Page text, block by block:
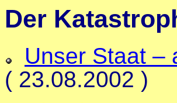
Der
Unser Staat –
( 23.08.2002 )